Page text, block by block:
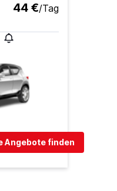
44 €/Tag
Angebote finden